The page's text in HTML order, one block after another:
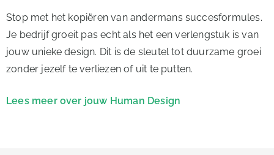
Stop met het kopiëren van andermans succesformules.
Je bedrijf groeit pas echt als het een verlengstuk is van
jouw unieke design. Dit is de sleutel tot duurzame groei
zonder jezelf te verliezen of uit te putten.
Lees meer over jouw Human Design